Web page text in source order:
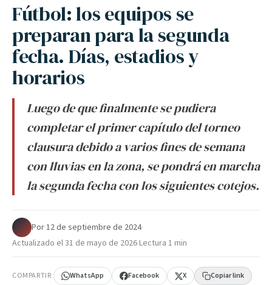
Fútbol: los equipos se
preparan para la segunda
fecha. Días, estadios y
horarios
Luego de que finalmente se pudiera
completar el primer capítulo del torneo
clausura debido a varios fines de semana
con lluvias en la zona, se pondrá en marcha
la segunda fecha con los siguientes cotejos.
Por·12 de septiembre de 2024·
Actualizado el31 de mayo de 2026·Lectura 1 min
COMPARTIR WhatsApp Facebook X Copiar link